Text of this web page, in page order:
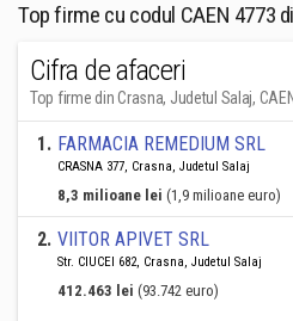
Top firme cu codul CAEN 4773
Cifra de afaceri
Top firme din Crasna, Judetul Salaj,
1. FARMACIA REMEDIUM SRL
CRASNA 377, Crasna, Judetul Salaj
8,3 milioane lei (1,9 milioane euro)
2. VIITOR APIVET SRL
Str. CIUCEI 682, Crasna, Judetul Salaj
412.463 lei (93.742 euro)